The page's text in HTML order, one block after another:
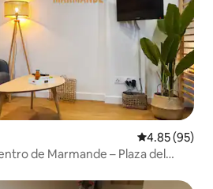
Calificación
4.85 (95)
de Marmande – Plaza del